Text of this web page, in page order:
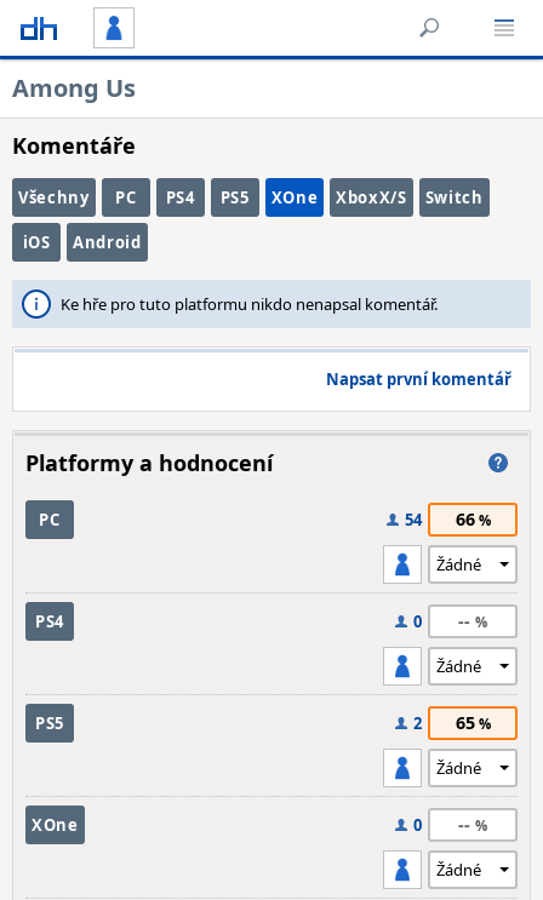
Among Us
Komentáře
Všechny PC PS4 PS5 XOne XboxX/S Switch
iOS Android
Ke hře pro tuto platformu nikdo nenapsal komentář.
Napsat první komentář
Platformy a hodnocení
PC 54 66
PS4 0 --
PS5 2 65
XOne 0 --